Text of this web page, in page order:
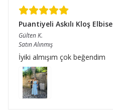
Puantiyeli Askılı Kloş Elbise
GültenK.
Satın Alınmış
İyiki almışım çok beğendim